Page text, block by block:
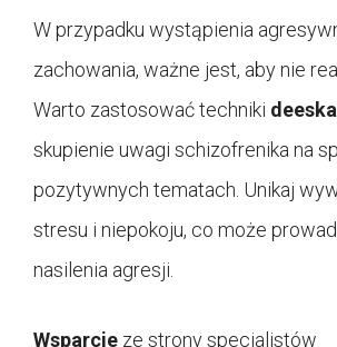
W przypadku wystąpienia
zachowania, ważne jest, aby nie
Warto zastosować techniki
skupienie uwagi schizofrenika na
pozytywnych tematach. Unikaj
stresu i niepokoju, co może
nasilenia agresji.
Wsparcie ze strony specjalistów